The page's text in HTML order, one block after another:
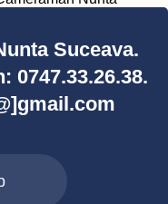
Suceava.
0747.33.26.38.